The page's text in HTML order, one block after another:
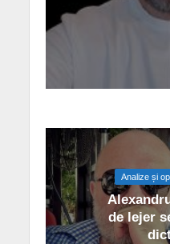
Analize și
de lejer